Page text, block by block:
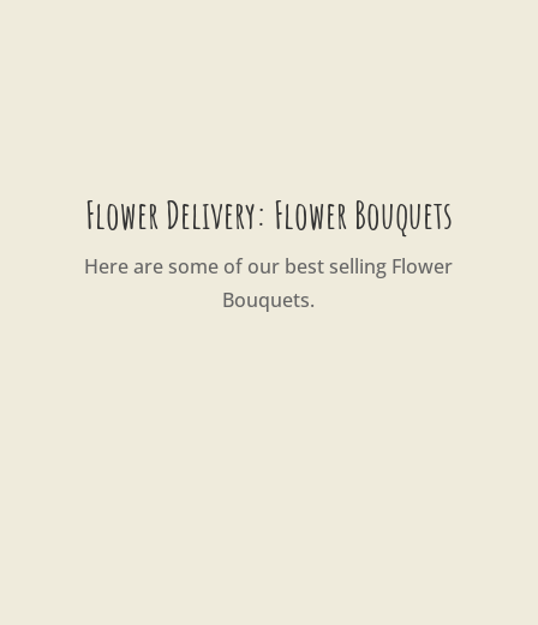
Flower Delivery: Flower Bouquets
Here are some of our best selling Flower
Bouquets.